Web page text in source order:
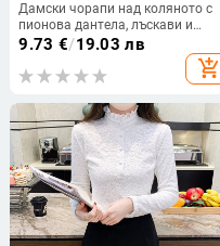
Дамски чорапи над коляното с
пионова дантела, лъскави и
копринено гладък допир, конско
подхлъзване, 8D плюс размер
9.73 €/19.03 лв
add_shopping_cart